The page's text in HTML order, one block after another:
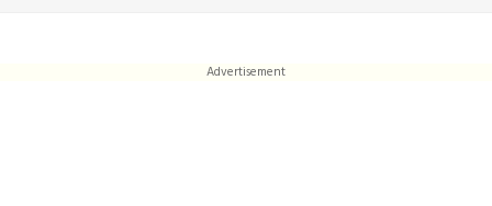
Advertisement